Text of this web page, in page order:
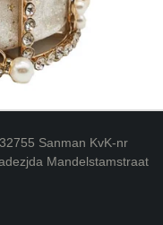
Sanman KvK-nr
Mandelstamstraat